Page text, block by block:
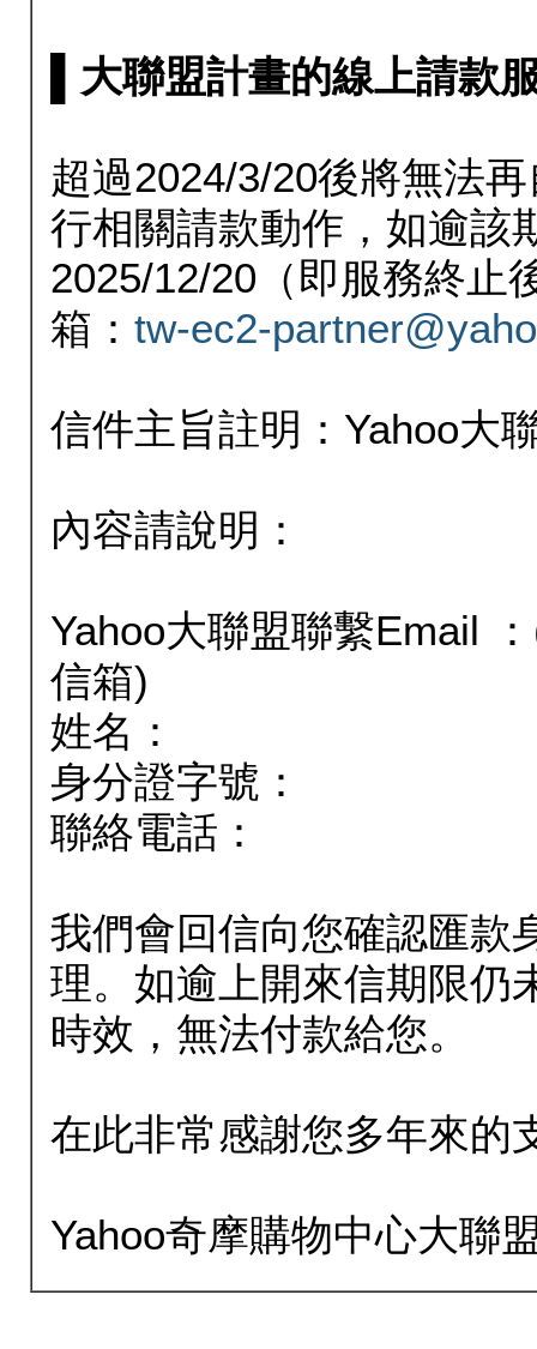
▌大聯盟計畫的線上請款
超過2024/3/20後將無法
行相關請款動作，如逾該
2025/12/20（即服務終止
箱： tw-ec2-
信件主旨註明：Yahoo大
內容請說明：
Yahoo大聯盟聯繫Email
信箱)
姓名：
身分證字號：
聯絡電話：
我們會回信向您確認匯款
理。如逾上開來信期限仍
時效，無法付款給您。
在此非常感謝您多年來的
Yahoo奇摩購物中心大